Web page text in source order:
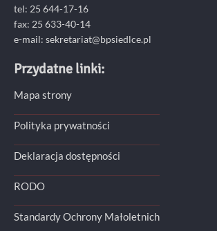
tel: 25 644-17-16
fax: 25 633-40-14
e-mail: sekretariat@bpsiedlce.pl
Przydatne linki:
Mapa strony
Polityka prywatności
Deklaracja dostępności
RODO
Standardy Ochrony Małoletnich